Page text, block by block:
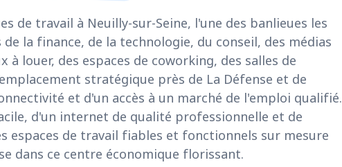
de travail à Neuilly-sur-Seine, l'une des banlieues les
la finance, de la technologie, du conseil, des médias
louer, des espaces de coworking, des salles de
stratégique près de La Défense et de
et d'un accès à un marché de l'emploi qualifié.
d'un internet de qualité professionnelle et de
espaces de travail fiables et fonctionnels sur mesure
dans ce centre économique florissant.